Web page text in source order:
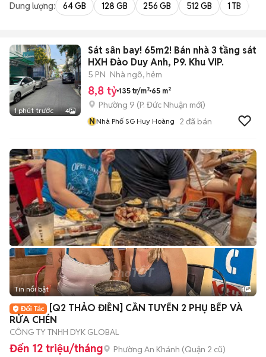
Dung lượng: 64 GB 128 GB 256 GB 512 GB 1 TB
1 phút trước 4
Sát sân bay! 65m2! Bán nhà 3 tầng sát
HXH Đào Duy Anh, P9. Khu VIP.
5 PN Nhà ngõ, hẻm
8,8 tỷ 135 tr/m² 65 m²
Phường 9 (P. Đức Nhuận mới)
NNhà Phố SG Huy Hoàng 2 đã bán
Tin nổi bật 4
[Q2 THẢO ĐIỀN] CẦN TUYỂN 2 PHỤ BẾP VÀ
RỬA CHÉN
CÔNG TY TNHH DYK GLOBAL
Đến 12 triệu/tháng Phường An Khánh (Quận 2 cũ)